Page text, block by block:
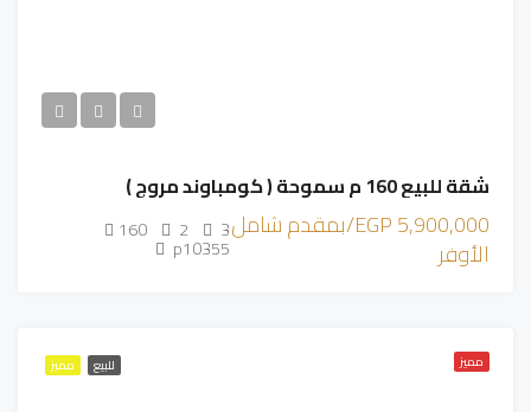
شقة للبيع 160 م سموحة ( كومباوند مروج )
5,900,000 EGP/بمقدم شامل
الأوفر
3
2
160
p10355
مميز للبيع مميز